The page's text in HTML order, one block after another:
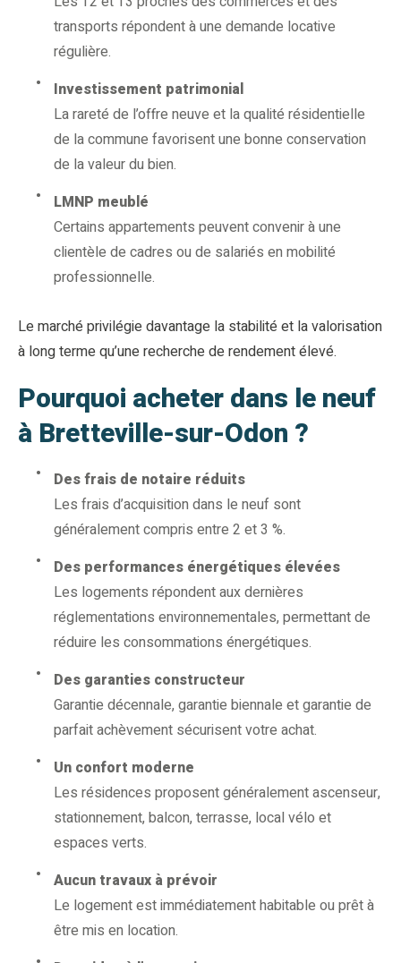
transports répondent à une demande locative
régulière.
Investissement patrimonial
La rareté de l’offre neuve et la qualité résidentielle
de la commune favorisent une bonne conservation
de la valeur du bien.
LMNP meublé
Certains appartements peuvent convenir à une
clientèle de cadres ou de salariés en mobilité
professionnelle.
Le marché privilégie davantage la stabilité et la valorisation
à long terme qu’une recherche de rendement élevé.
Pourquoi acheter dans le neuf
à Bretteville-sur-Odon ?
Des frais de notaire réduits
Les frais d’acquisition dans le neuf sont
généralement compris entre 2 et 3 %.
Des performances énergétiques élevées
Les logements répondent aux dernières
réglementations environnementales, permettant de
réduire les consommations énergétiques.
Des garanties constructeur
Garantie décennale, garantie biennale et garantie de
parfait achèvement sécurisent votre achat.
Un confort moderne
Les résidences proposent généralement ascenseur,
stationnement, balcon, terrasse, local vélo et
espaces verts.
Aucun travaux à prévoir
Le logement est immédiatement habitable ou prêt à
être mis en location.